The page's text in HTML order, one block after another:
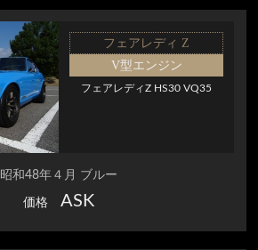
フェアレディ Z
V型エンジン
フェアレディZ HS30 VQ35
昭和48年４月 ブルー
価格 ASK